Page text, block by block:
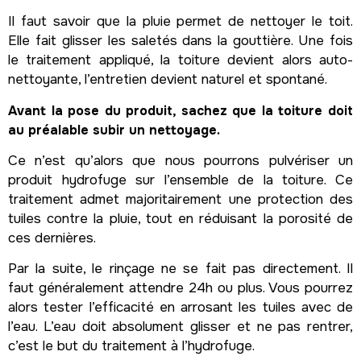
Il faut savoir que la pluie permet de nettoyer le toit.
Elle fait glisser les saletés dans la gouttière. Une fois
le traitement appliqué, la toiture devient alors auto-
nettoyante, l’entretien devient naturel et spontané.
Avant la pose du produit, sachez que la toiture doit
au préalable subir un nettoyage.
Ce n’est qu’alors que nous pourrons pulvériser un
produit hydrofuge sur l’ensemble de la toiture. Ce
traitement admet majoritairement une protection des
tuiles contre la pluie, tout en réduisant la porosité de
ces dernières.
Par la suite, le rinçage ne se fait pas directement. Il
faut généralement attendre 24h ou plus. Vous pourrez
alors tester l’efficacité en arrosant les tuiles avec de
l’eau. L’eau doit absolument glisser et ne pas rentrer,
c’est le but du traitement à l’hydrofuge.